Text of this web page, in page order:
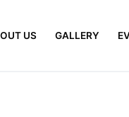
US GALLERY